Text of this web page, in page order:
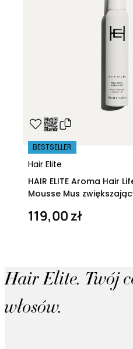
Hair Elite
BESTSELLER
HAIR ELITE Aroma Hair
Mousse Mus
119,00 zł
Hair Elite. Twój
włosów.